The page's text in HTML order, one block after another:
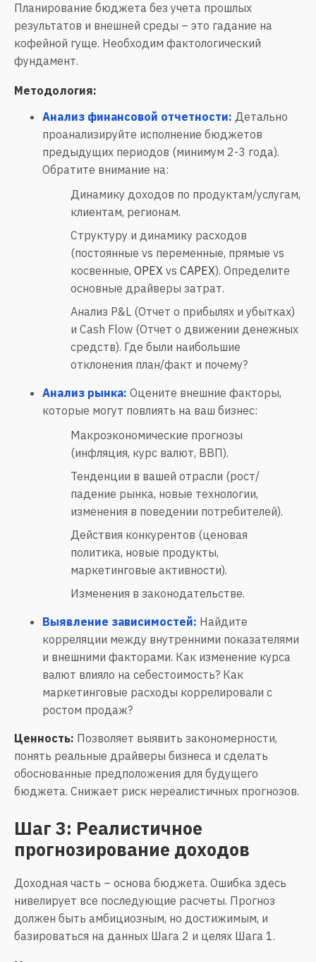
Планирование бюджета без учета прошлых
результатов и внешней среды – это гадание на
кофейной гуще. Необходим фактологический
фундамент.
Методология:
Анализ финансовой отчетности: Детально
проанализируйте исполнение бюджетов
предыдущих периодов (минимум 2-3 года).
Обратите внимание на:
Динамику доходов по продуктам/услугам,
клиентам, регионам.
Структуру и динамику расходов
(постоянные vs переменные, прямые vs
косвенные, OPEX vs CAPEX). Определите
основные драйверы затрат.
Анализ P&L (Отчет о прибылях и убытках)
и Cash Flow (Отчет о движении денежных
средств). Где были наибольшие
отклонения план/факт и почему?
Анализ рынка: Оцените внешние факторы,
которые могут повлиять на ваш бизнес:
Макроэкономические прогнозы
(инфляция, курс валют, ВВП).
Тенденции в вашей отрасли (рост/
падение рынка, новые технологии,
изменения в поведении потребителей).
Действия конкурентов (ценовая
политика, новые продукты,
маркетинговые активности).
Изменения в законодательстве.
Выявление зависимостей: Найдите
корреляции между внутренними показателями
и внешними факторами. Как изменение курса
валют влияло на себестоимость? Как
маркетинговые расходы коррелировали с
ростом продаж?
Ценность: Позволяет выявить закономерности,
понять реальные драйверы бизнеса и сделать
обоснованные предположения для будущего
бюджета. Снижает риск нереалистичных прогнозов.
Шаг 3: Реалистичное
прогнозирование доходов
Доходная часть – основа бюджета. Ошибка здесь
нивелирует все последующие расчеты. Прогноз
должен быть амбициозным, но достижимым, и
базироваться на данных Шага 2 и целях Шага 1.